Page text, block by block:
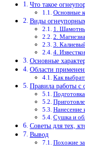
Что такое
Основные
Виды
1.
2.
3.
4.
Основные
Области
Как
Правила работы с
Нанесение
Сушка и
Советы для тех,
Вывод
Похожие